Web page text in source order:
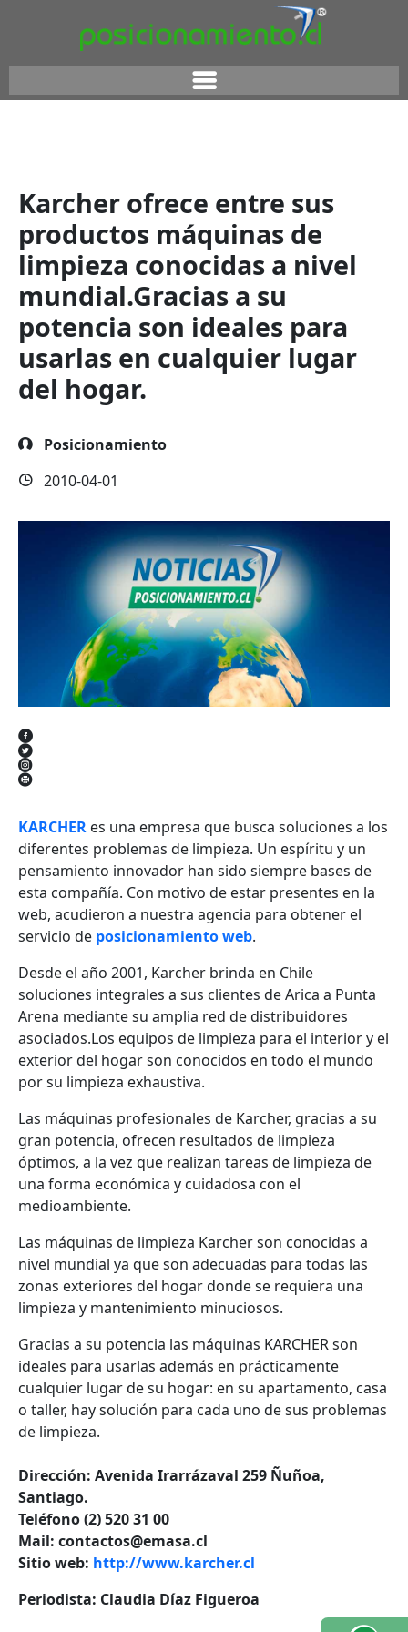
Karcher ofrece entre sus
productos máquinas de
limpieza conocidas a nivel
mundial.Gracias a su
potencia son ideales para
usarlas en cualquier lugar
del hogar.
Posicionamiento
2010-04-01
KARCHER es una empresa que busca soluciones a los
diferentes problemas de limpieza. Un espíritu y un
pensamiento innovador han sido siempre bases de
esta compañía. Con motivo de estar presentes en la
web, acudieron a nuestra agencia para obtener el
servicio de posicionamiento web.
Desde el año 2001, Karcher brinda en Chile
soluciones integrales a sus clientes de Arica a Punta
Arena mediante su amplia red de distribuidores
asociados.Los equipos de limpieza para el interior y el
exterior del hogar son conocidos en todo el mundo
por su limpieza exhaustiva.
Las máquinas profesionales de Karcher, gracias a su
gran potencia, ofrecen resultados de limpieza
óptimos, a la vez que realizan tareas de limpieza de
una forma económica y cuidadosa con el
medioambiente.
Las máquinas de limpieza Karcher son conocidas a
nivel mundial ya que son adecuadas para todas las
zonas exteriores del hogar donde se requiera una
limpieza y mantenimiento minuciosos.
Gracias a su potencia las máquinas KARCHER son
ideales para usarlas además en prácticamente
cualquier lugar de su hogar: en su apartamento, casa
o taller, hay solución para cada uno de sus problemas
de limpieza.
Dirección: Avenida Irarrázaval 259 Ñuñoa,
Santiago.
Teléfono (2) 520 31 00
Mail: contactos@emasa.cl
Sitio web: http://www.karcher.cl
Periodista: Claudia Díaz Figueroa